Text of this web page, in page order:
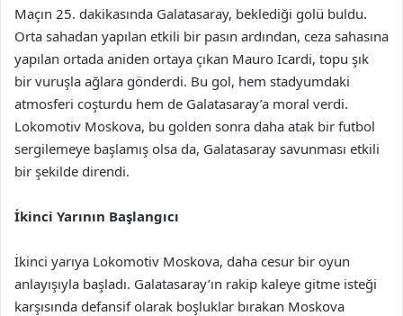
Maçın 25. dakikasında Galatasaray, beklediği golü buldu.
Orta sahadan yapılan etkili bir pasın ardından, ceza sahasına
yapılan ortada aniden ortaya çıkan Mauro Icardi, topu şık
bir vuruşla ağlara gönderdi. Bu gol, hem stadyumdaki
atmosferi coşturdu hem de Galatasaray’a moral verdi.
Lokomotiv Moskova, bu golden sonra daha atak bir futbol
sergilemeye başlamış olsa da, Galatasaray savunması etkili
bir şekilde direndi.
İkinci Yarının Başlangıcı
İkinci yarıya Lokomotiv Moskova, daha cesur bir oyun
anlayışıyla başladı. Galatasaray’ın rakip kaleye gitme isteği
karşısında defansif olarak boşluklar bırakan Moskova